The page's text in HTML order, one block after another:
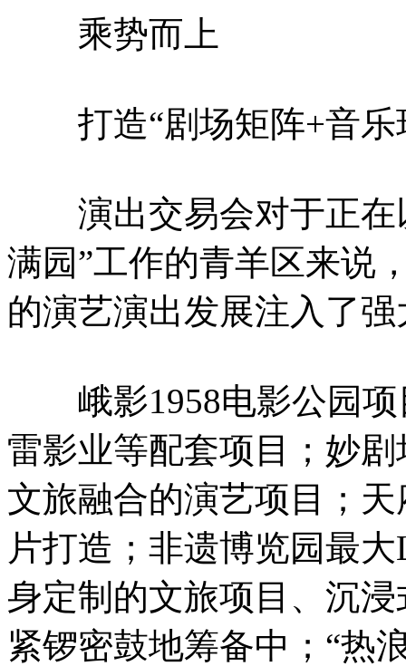
乘势而上
打造“剧场矩阵+音乐
演出交易会对于正在
满园”工作的青羊区来说
的演艺演出发展注入了
峨影1958电影公园项
雷影业等配套项目；妙
文旅融合的演艺项目；
片打造；非遗博览园最
身定制的文旅项目、沉
紧锣密鼓地筹备中；“热